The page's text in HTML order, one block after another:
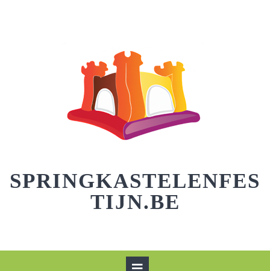
SPRINGKASTELENFES
TIJN.BE